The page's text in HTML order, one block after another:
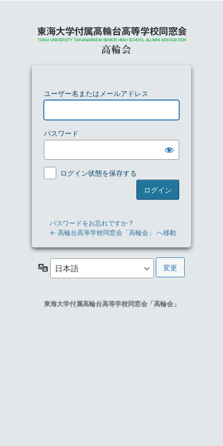
ユーザー名またはメールアドレス
パスワード
ログイン状態を保存する
パスワードをお忘れですか ?
← 高輪台高等学校同窓会「高輪会」 へ移動
語
東海大学付属高輪台高等学校同窓会「高輪会」